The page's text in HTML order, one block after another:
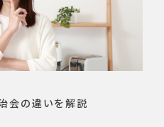
会の違いを解説